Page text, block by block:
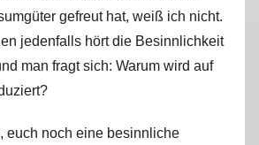
gefreut hat, weiß ich nicht.
jedenfalls hört die Besinnlichkeit
man fragt sich: Warum wird auf
euch noch eine besinnliche